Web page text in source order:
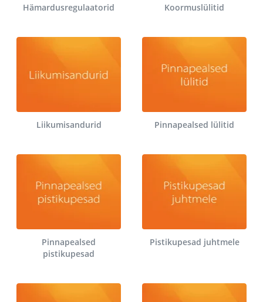
Hämardusregulaatorid Koormuslülitid
Liikumisandurid Pinnapealsed lülitid
Pinnapealsed
pistikupesad
Pistikupesad juhtmele